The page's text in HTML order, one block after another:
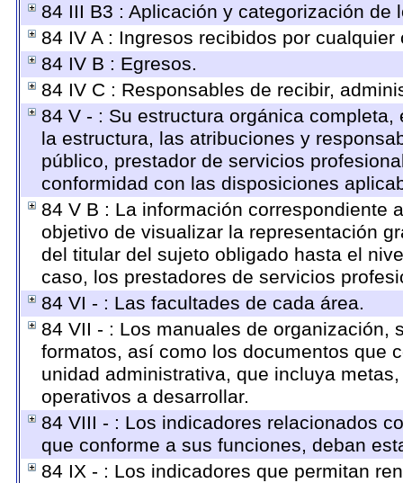
84 III B3 : Aplicación y categorización de
84 IV A : Ingresos recibidos por
84 IV B : Egresos.
84 IV C : Responsables de recibir,
84 V - : Su estructura orgánica
la estructura, las atribuciones y
público, prestador de servicios
conformidad con las disposiciones
84 V B : La información correspondiente
objetivo de visualizar la representación
del titular del sujeto obligado hasta el
caso, los prestadores de servicios
84 VI - : Las facultades de cada área.
84 VII - : Los manuales de organización,
formatos, así como los documentos que
unidad administrativa, que incluya
operativos a desarrollar.
84 VIII - : Los indicadores relacionados
que conforme a sus funciones, deban
84 IX - : Los indicadores que permitan